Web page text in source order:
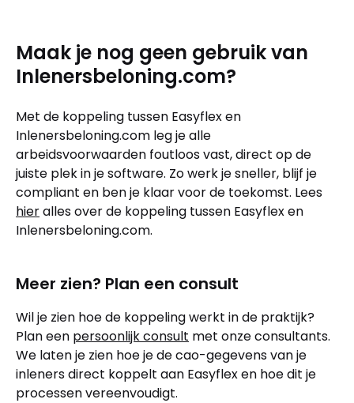
Maak je nog geen gebruik van
Inlenersbeloning.com?
Met de koppeling tussen Easyflex en
Inlenersbeloning.com leg je alle
arbeidsvoorwaarden foutloos vast, direct op de
juiste plek in je software. Zo werk je sneller, blijf je
compliant en ben je klaar voor de toekomst. Lees
hieralles over de koppeling tussen Easyflex en
Inlenersbeloning.com.
Meer zien? Plan een consult
Wil je zien hoe de koppeling werkt in de praktijk?
Plan een persoonlijk consult met onze consultants.
We laten je zien hoe je de cao-gegevens van je
inleners direct koppelt aan Easyflex en hoe dit je
processen vereenvoudigt.